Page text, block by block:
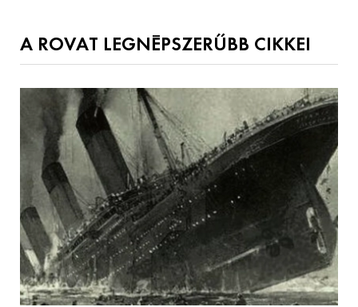
A ROVAT LEGNÉPSZERŰBB CIKKEI